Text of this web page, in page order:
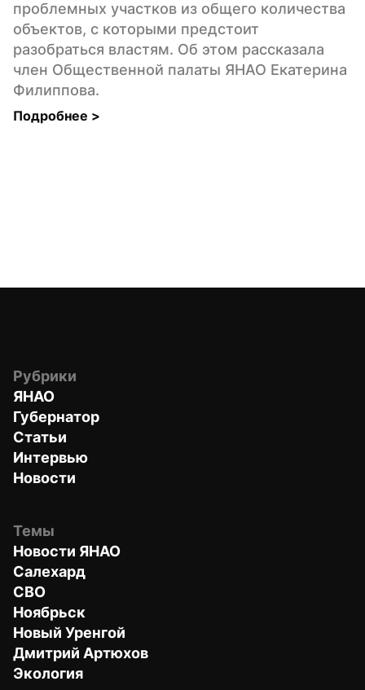
проблемных участков из общего количества
объектов, с которыми предстоит
разобраться властям. Об этом рассказала
член Общественной палаты ЯНАО Екатерина
Филиппова.
Подробнее >
Рубрики
ЯНАО
Губернатор
Статьи
Интервью
Новости
Темы
Новости ЯНАО
Салехард
СВО
Ноябрьск
Новый Уренгой
Дмитрий Артюхов
Экология